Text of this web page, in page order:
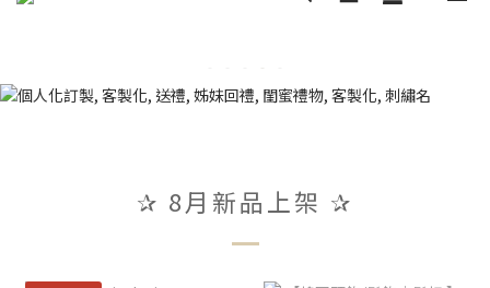
【  設計師飾物｜香港飾物店｜專屬禮物｜個人化送禮｜日韓飾物
｜啟德Airside｜MOKO新世紀｜銅鑼灣東角Laforet｜葵芳葵涌廣
場】
✰ 8月新品上架 ✰